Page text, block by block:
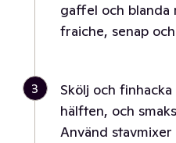
gaffel och blanda
fraiche, senap
3
Skölj och
hälften, och
Använd